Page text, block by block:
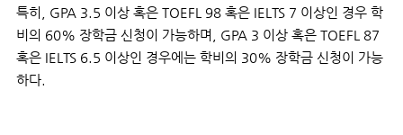
특히, GPA 3.5 이상 혹은 TOEFL 98 혹은 IELTS 7 이상인 경우 학
비의 60% 장학금 신청이 가능하며, GPA 3 이상 혹은 TOEFL 87
혹은 IELTS 6.5 이상인 경우에는 학비의 30% 장학금 신청이 가능
하다.